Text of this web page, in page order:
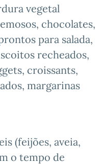
vegetal
chocolates,
para salada,
recheados,
croissants,
margarinas
(feijões, aveia,
o tempo de